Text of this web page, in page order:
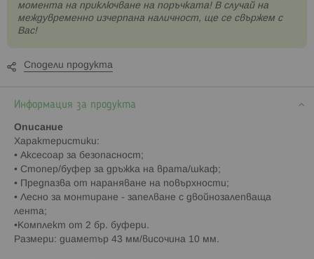
момента на приключване на поръчката! В случай на
междувременно изчерпана наличност, ще се свържем с
Вас!
Сподели продукта
Информация за продукта
Описание
Характеристики:
• Аксесоар за безопасност;
• Стопер/буфер за дръжка на врата/шкаф;
• Предпазва от нараняване на повърхности;
• Лесно за монтиране - запелване с двойнозалепваща
лента;
•Комплект от 2 бр. буфери.
Размери: диаметър 43 мм/височина 10 мм.